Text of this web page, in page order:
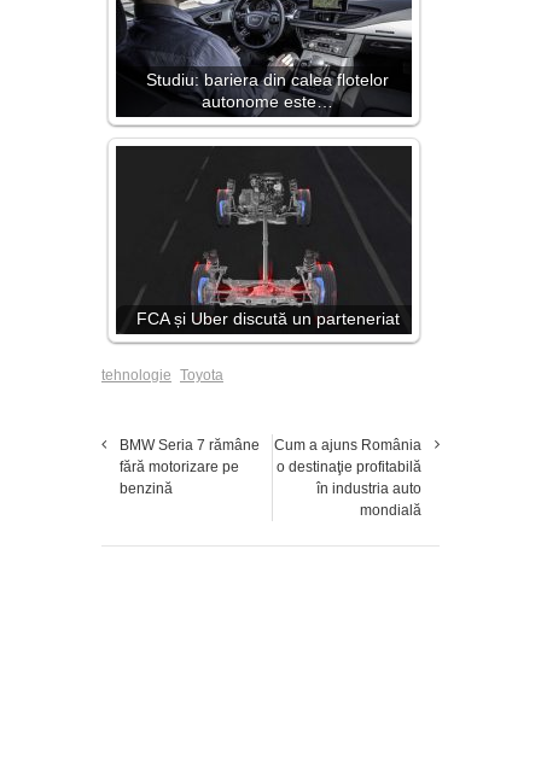
Studiu: bariera din calea flotelor
autonome este…
FCA și Uber discută un parteneriat
tehnologie Toyota
BMW Seria 7 rămâne
fără motorizare pe
benzină
Cum a ajuns România
o destinaţie profitabilă
în industria auto
mondială